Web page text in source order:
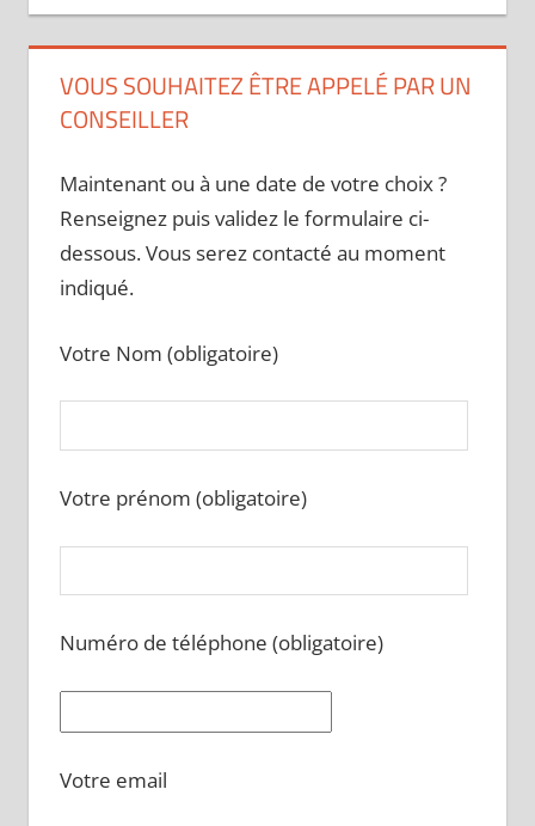
VOUS SOUHAITEZ ÊTRE APPELÉ PAR UN
CONSEILLER
Maintenant ou à une date de votre choix ?
Renseignez puis validez le formulaire ci-
dessous. Vous serez contacté au moment
indiqué.
Votre Nom (obligatoire)
Votre prénom (obligatoire)
Numéro de téléphone (obligatoire)
Votre email